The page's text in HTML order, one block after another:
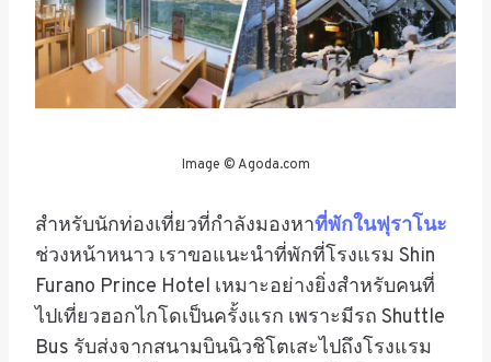
Image © Agoda.com
สำหรับนักท่องเที่ยวที่กำลังมองหาที่พักในฟุราโนะ
ช่วงหน้าหนาว เราขอแนะนำที่พักที่โรงแรม Shin
Furano Prince Hotel เหมาะอย่างยิ่งสำหรับคนที่
ไปเที่ยวฮอกไกโดเป็นครั้งแรก เพราะมีรถ Shuttle
Bus รับส่งจากสนามบินนิวชิโตเสะไปถึงโรงแรม